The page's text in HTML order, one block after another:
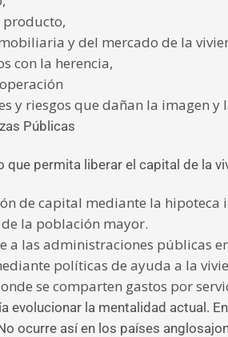
y del mercado de la
con la herencia,
y riesgos que dañan la imagen
Públicas
permita liberar el capital de la
de capital mediante la hipoteca
la población mayor.
a las administraciones públicas
políticas de ayuda a la
se comparten gastos por
evolucionar la mentalidad actual.
ocurre así en los países